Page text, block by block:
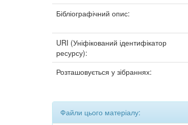
Бібліографічний опис:
URI (Уніфікований ідентифікатор
ресурсу):
Розташовується у зібраннях:
Файли цього матеріалу: